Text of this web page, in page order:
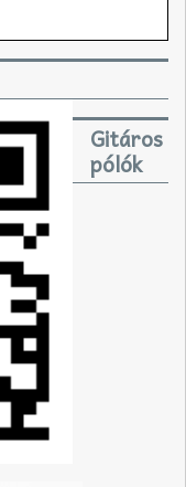
Gitáros
pólók